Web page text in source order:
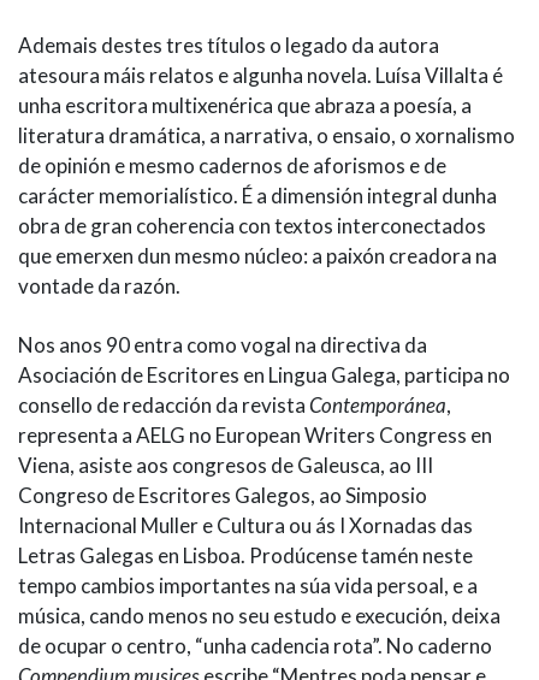
Ademais destes tres títulos o legado da autora
atesoura máis relatos e algunha novela. Luísa Villalta é
unha escritora multixenérica que abraza a poesía, a
literatura dramática, a narrativa, o ensaio, o xornalismo
de opinión e mesmo cadernos de aforismos e de
carácter memorialístico. É a dimensión integral dunha
obra de gran coherencia con textos interconectados
que emerxen dun mesmo núcleo: a paixón creadora na
vontade da razón.
Nos anos 90 entra como vogal na directiva da
Asociación de Escritores en Lingua Galega, participa no
consello de redacción da revistaContemporánea,
representa a AELG no European Writers Congress en
Viena, asiste aos congresos de Galeusca, ao III
Congreso de Escritores Galegos, ao Simposio
Internacional Muller e Cultura ou ás I Xornadas das
Letras Galegas en Lisboa. Prodúcense tamén neste
tempo cambios importantes na súa vida persoal, e a
música, cando menos no seu estudo e execución, deixa
de ocupar o centro, “unha cadencia rota”. No caderno